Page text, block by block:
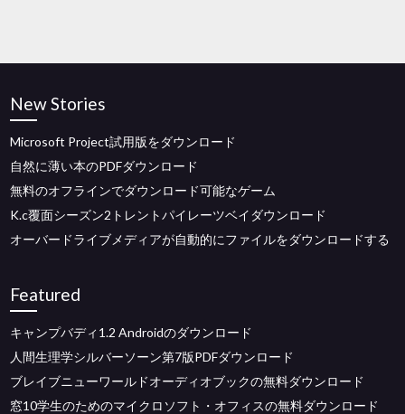
New Stories
Microsoft Project試用版をダウンロード
自然に薄い本のPDFダウンロード
無料のオフラインでダウンロード可能なゲーム
K.c覆面シーズン2トレントパイレーツベイダウンロード
オーバードライブメディアが自動的にファイルをダウンロードする
Featured
キャンプバディ1.2 Androidのダウンロード
人間生理学シルバーソーン第7版PDFダウンロード
ブレイブニューワールドオーディオブックの無料ダウンロード
窓10学生のためのマイクロソフト・オフィスの無料ダウンロード